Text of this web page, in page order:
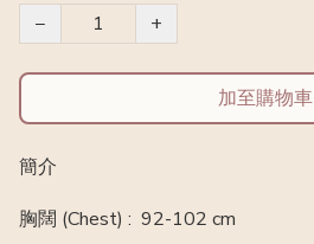
−
+
加至購物車
簡介
胸闊 (Chest) :  92-102 cm